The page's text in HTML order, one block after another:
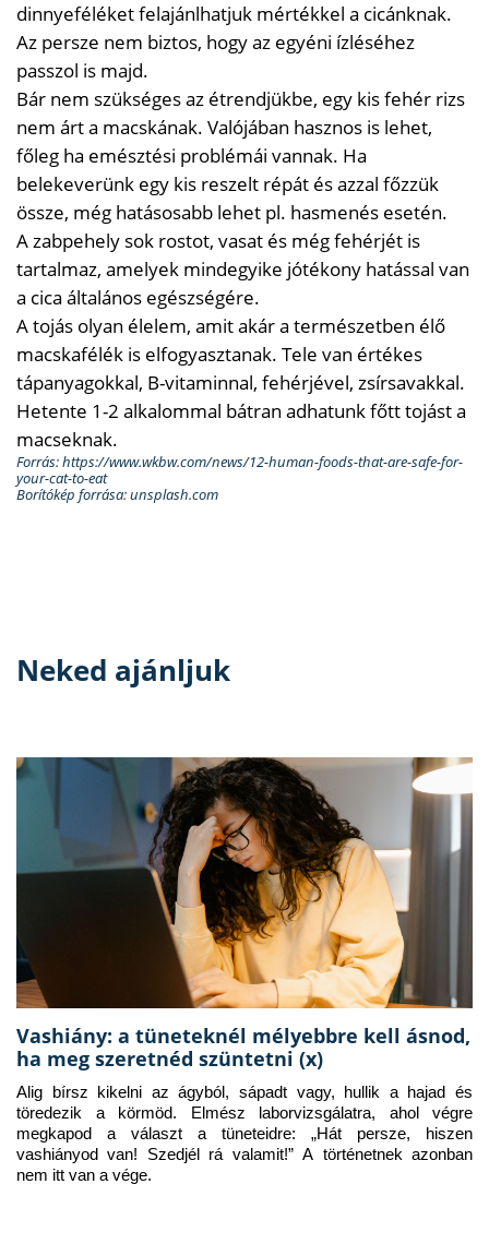
dinnyeféléket felajánlhatjuk mértékkel a cicánknak.
Az persze nem biztos, hogy az egyéni ízléséhez
passzol is majd.
Bár nem szükséges az étrendjükbe, egy kis fehér rizs
nem árt a macskának. Valójában hasznos is lehet,
főleg ha emésztési problémái vannak. Ha
belekeverünk egy kis reszelt répát és azzal főzzük
össze, még hatásosabb lehet pl. hasmenés esetén.
A zabpehely sok rostot, vasat és még fehérjét is
tartalmaz, amelyek mindegyike jótékony hatással van
a cica általános egészségére.
A tojás olyan élelem, amit akár a természetben élő
macskafélék is elfogyasztanak. Tele van értékes
tápanyagokkal, B-vitaminnal, fehérjével, zsírsavakkal.
Hetente 1-2 alkalommal bátran adhatunk főtt tojást a
macseknak.
Forrás: https://www.wkbw.com/news/12-human-foods-that-are-safe-for-
your-cat-to-eat
Borítókép forrása: unsplash.com
Neked ajánljuk
Vashiány: a tüneteknél mélyebbre kell ásnod,
ha meg szeretnéd szüntetni (x)
Alig bírsz kikelni az ágyból, sápadt vagy, hullik a hajad és
töredezik a körmöd. Elmész laborvizsgálatra, ahol végre
megkapod a választ a tüneteidre: „Hát persze, hiszen
vashiányod van! Szedjél rá valamit!” A történetnek azonban
nem itt van a vége.